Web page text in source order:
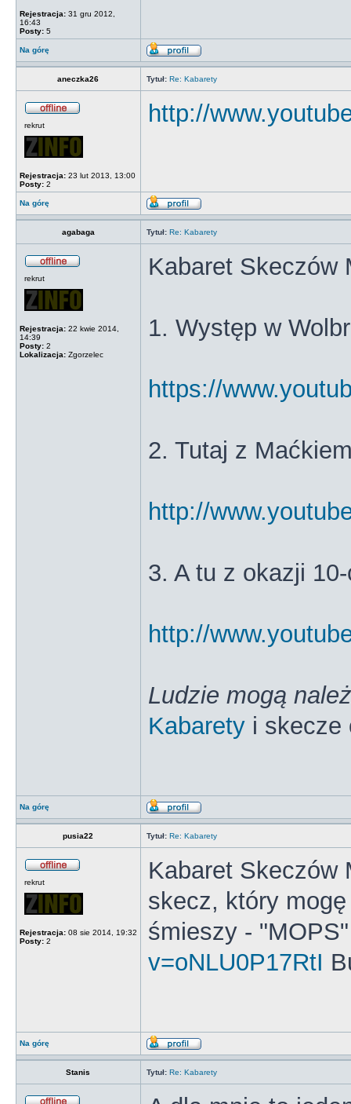
Rejestracja: 31 gru 2012,
16:43
Posty: 5
Na górę
aneczka26 Tytuł: Re: Kabarety
rekrut
Rejestracja: 23 lut 2013, 13:00
Posty: 2
http://
Na górę
agabaga Tytuł: Re: Kabarety
rekrut
Rejestracja: 22 kwie 2014,
14:39
Posty: 2
Lokalizacja: Zgorzelec
Kabaret Skeczów
1. Występ w
https://
2. Tutaj z
http://
3. A tu z okazji
http://
Ludzie mogą
Kabarety i skecze
Na górę
pusia22 Tytuł: Re: Kabarety
rekrut
Rejestracja: 08 sie 2014, 19:32
Posty: 2
Kabaret
skecz, który
śmieszy -
v=oNLU0P17RtI
Na górę
Stanis Tytuł: Re: Kabarety